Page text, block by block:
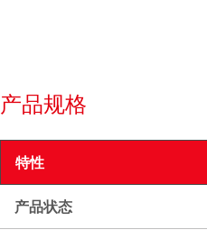
产品规格
特性
产品状态